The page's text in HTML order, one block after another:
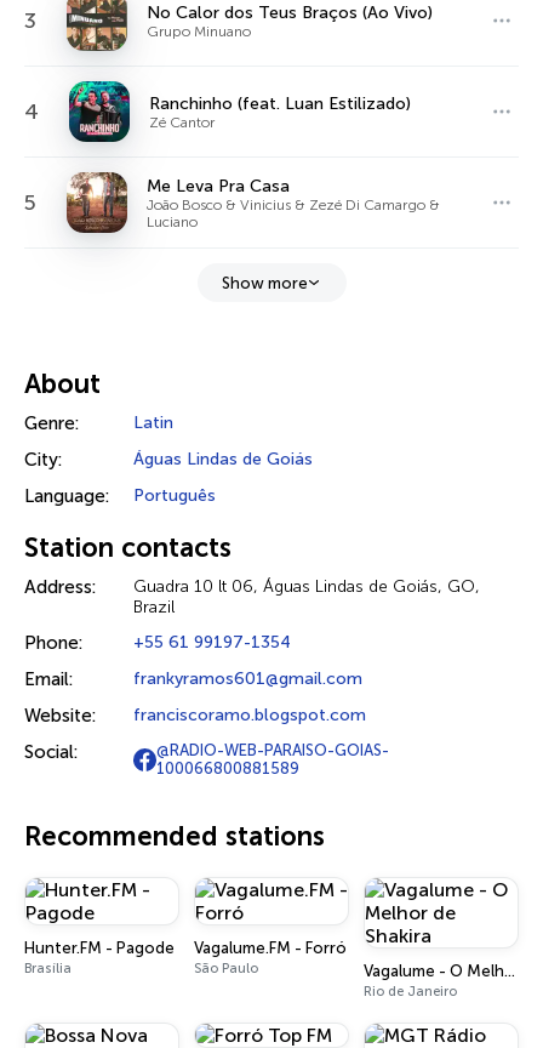
3 No Calor dos Teus Braços (Ao Vivo)
Grupo Minuano
4 Ranchinho (feat. Luan Estilizado)
Zé Cantor
5
Me Leva Pra Casa
João Bosco & Vinicius & Zezé Di Camargo &
Luciano
Show more
About
Genre: Latin
City: Águas Lindas de Goiás
Language: Português
Station contacts
Address:
Guadra 10 lt 06, Águas Lindas de Goiás, GO,
Brazil
Phone: +55 61 99197-1354
Email: frankyramos601@gmail.com
Website: franciscoramo.blogspot.com
Social:
@RADIO-WEB-PARAISO-GOIAS-
100066800881589
Recommended stations
Hunter.FM - Pagode
Brasília
Vagalume.FM - Forró
São Paulo Vagalume - O Melhor de Shakira
Rio de Janeiro